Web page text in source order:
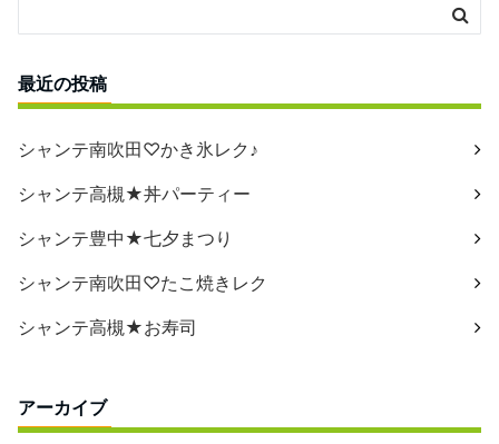
最近の投稿
シャンテ南吹田♡かき氷レク♪
シャンテ高槻★丼パーティー
シャンテ豊中★七夕まつり
シャンテ南吹田♡たこ焼きレク
シャンテ高槻★お寿司
アーカイブ